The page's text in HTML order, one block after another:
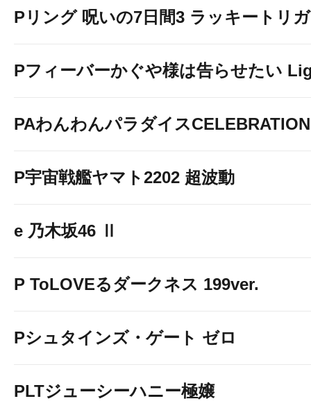
Pリング 呪いの7日間3 ラッキートリ
Pフィーバーかぐや様は告らせたい
PAわんわんパラダイスCELEBRATION
P宇宙戦艦ヤマト2202 超波動
e 乃木坂46 Ⅱ
P ToLOVEるダークネス 199ver.
Pシュタインズ・ゲート ゼロ
PLTジューシーハニー極嬢